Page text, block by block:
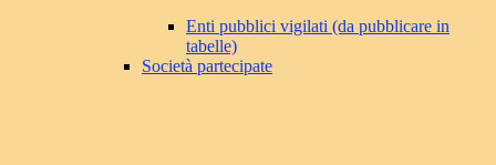
Enti pubblici vigilati (da pubblicare in
tabelle)
Società partecipate